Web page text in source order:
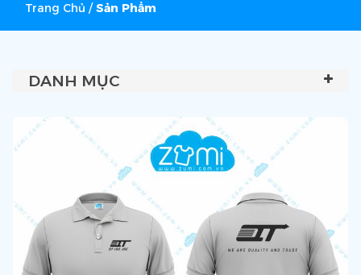
Trang Chủ / Sản Phẩm
DANH MỤC